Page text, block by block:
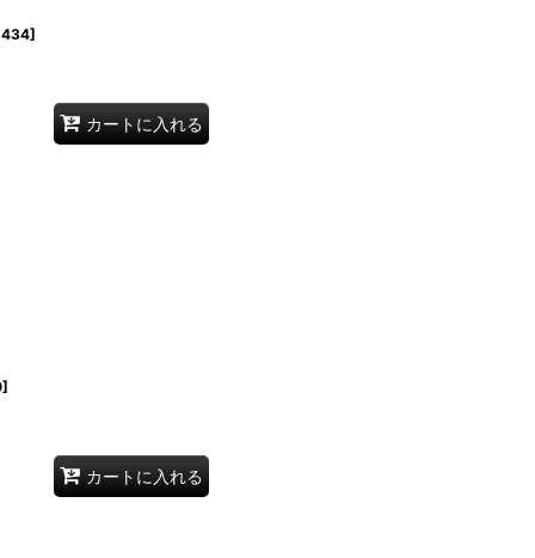
]
カートに入れる
]
カートに入れる